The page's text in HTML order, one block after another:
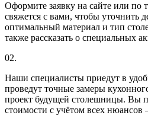
Оформите заявку на сайте или по
свяжется с вами, чтобы уточнить
оптимальный материал и тип
также рассказать о специальных
02.
Наши специалисты приедут в
проведут точные замеры
проект будущей столешницы. Вы
стоимости с учётом всех